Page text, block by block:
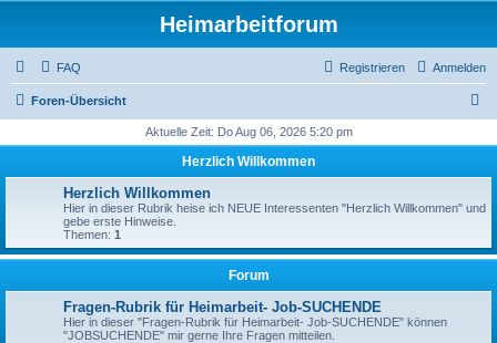
Heimarbeitforum
FAQ Anmelden
Registrieren
Foren-Übersicht
h
e
Aktuelle Zeit: Do Aug 06, 2026 5:20 pm
Herzlich Willkommen
Herzlich Willkommen
Hier in dieser Rubrik heise ich NEUE Interessenten "Herzlich Willkommen" und
gebe erste Hinweise.
Themen: 1
Forum
Fragen-Rubrik für Heimarbeit- Job-SUCHENDE
Hier in dieser "Fragen-Rubrik für Heimarbeit- Job-SUCHENDE" können
"JOBSUCHENDE" mir gerne Ihre Fragen mitteilen.